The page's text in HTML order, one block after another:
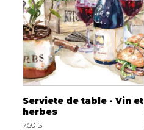
Serviete de table - Vin et
herbes
7.50 $